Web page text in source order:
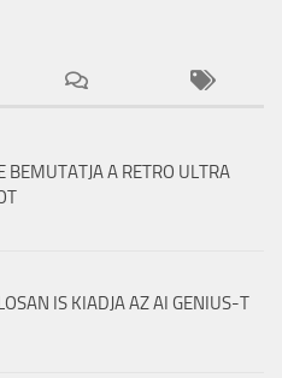
BEMUTATJA A RETRO ULTRA
IS KIADJA AZ AI GENIUS-T